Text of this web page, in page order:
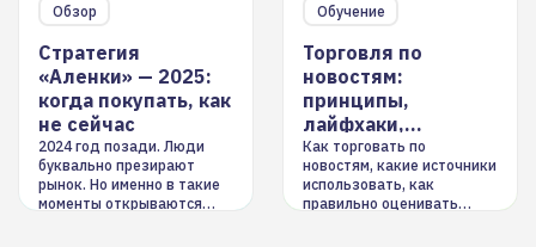
Обзор
Стратегия
«Аленки» — 2025:
когда покупать, как
не сейчас
2024 год позади. Люди
буквально презирают
рынок. Но именно в такие
моменты открываются
Обучение
Торговля по
новостям:
принципы,
лайфхаки,
инструменты
Как торговать по
новостям, какие источники
использовать, как
правильно оценивать